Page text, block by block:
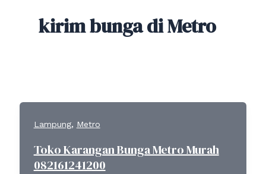
kirim bunga di Metro
Lampung, Metro
Toko Karangan Bunga Metro Murah
082161241200